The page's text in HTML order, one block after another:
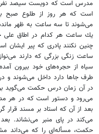
مدرس است كه دويست سيصد نفر
است كه هر روز از طلوع صبح
مى‌شوند تا سه ساعت به ظهر
يك ساعت هر كدام در اطاق على
چنين نكنند پادرى كه پير ايشان
ساعت زنگى بزرگى كه دارند
سياه از حجره‌هاى خود بيرون
طرف جاها دارد داخل مى‌شوند و
در آن زمان درس حكمت مى‌گويد بر
مى‌رود و دستور است كه در هر
بعد از آن كه استاد بر مسند قرار
مى‌كند در پاى منبر مى‌نشاند.
حكمت، مسأله‌اى را كه مى‌داند